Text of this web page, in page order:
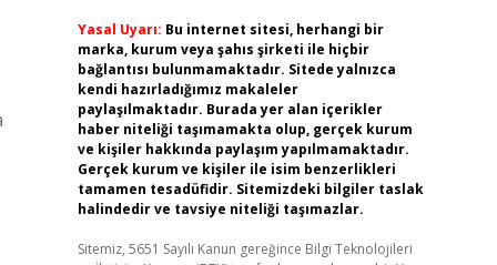
Yasal Uyarı: Bu internet sitesi, herhangi bir
marka, kurum veya şahıs şirketi ile hiçbir
bağlantısı bulunmamaktadır. Sitede yalnızca
kendi hazırladığımız makaleler
paylaşılmaktadır. Burada yer alan içerikler
haber niteliği taşımamakta olup, gerçek kurum
ve kişiler hakkında paylaşım yapılmamaktadır.
Gerçek kurum ve kişiler ile isim benzerlikleri
tamamen tesadüfidir. Sitemizdeki bilgiler taslak
halindedir ve tavsiye niteliği taşımazlar.
Sitemiz, 5651 Sayılı Kanun gereğince Bilgi Teknolojileri